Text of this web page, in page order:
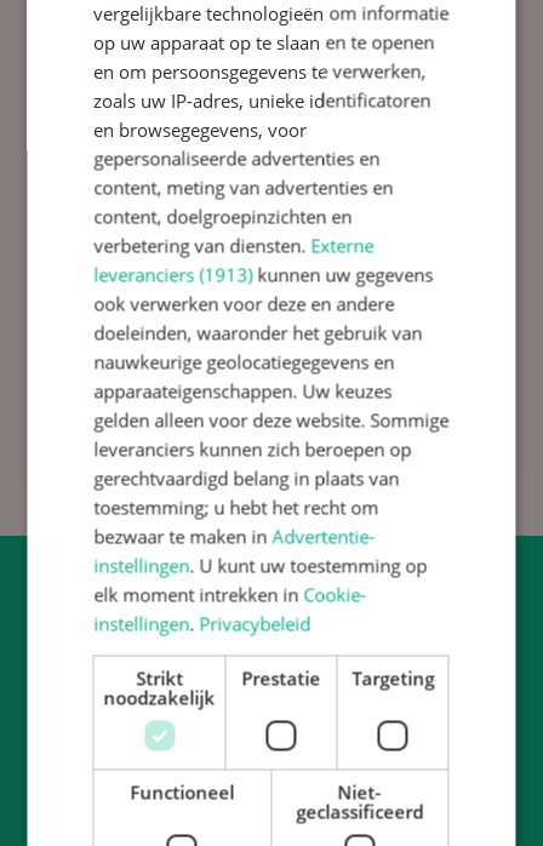
Meer informatie vindt u opwww.twijs.nl
MGR Huibersschool is onderdeel van Stichting
TWijs.
Adresgegevens
Mgr.Huibersschool
Vilniusstraat 2
saranke.pauletta@twijs.nl
023 5361331
vergelijkbare technologieën om informatie
op uw apparaat op te slaan en te openen
en om persoonsgegevens te verwerken,
zoals uw IP-adres, unieke identificatoren
en browsegegevens, voor
gepersonaliseerde advertenties en
content, meting van advertenties en
content, doelgroepinzichten en
verbetering van diensten. Externe
leveranciers (1913)kunnen uw gegevens
ook verwerken voor deze en andere
doeleinden, waaronder het gebruik van
nauwkeurige geolocatiegegevens en
apparaateigenschappen. Uw keuzes
gelden alleen voor deze website. Sommige
leveranciers kunnen zich beroepen op
gerechtvaardigd belang in plaats van
toestemming; u hebt het recht om
bezwaar te maken inAdvertentie-
instellingen. U kunt uw toestemming op
elk moment intrekken in Cookie-
instellingen. Privacybeleid
Strikt
noodzakelijk
Prestatie Targeting
Functioneel
Niet-
geclassificeerd